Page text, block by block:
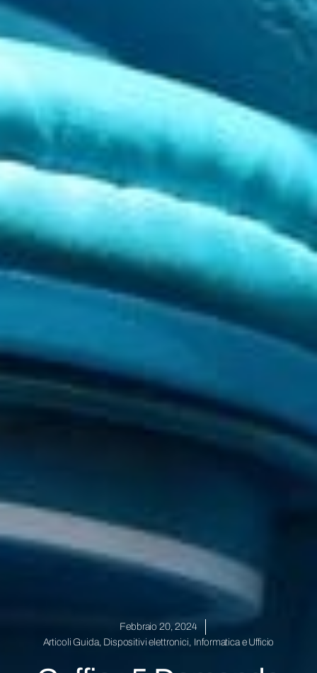
Febbraio 20, 2024
Articoli Guida, Dispositivi elettronici, Informatica e Ufficio